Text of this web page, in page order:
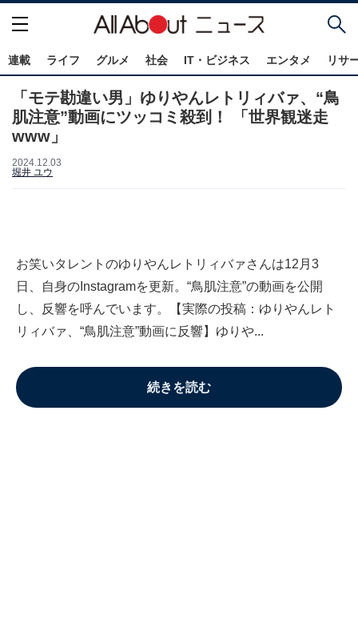
連載 ライフ グルメ 社会 IT・ビジネス エンタメ リサ
「モテ勘違い男」ゆりやんレトリィバァ、“鳥
肌注意”動画にツッコミ殺到！ 「世界観迷走
www」
2024.12.03
堀井 ユウ
お笑いタレントのゆりやんレトリィバァさんは12月3
日、自身のInstagramを更新。“鳥肌注意”の動画を公開
し、反響を呼んでいます。【実際の投稿：ゆりやんレト
リィバァ、“鳥肌注意”動画に反響】ゆりや...
続きを読む